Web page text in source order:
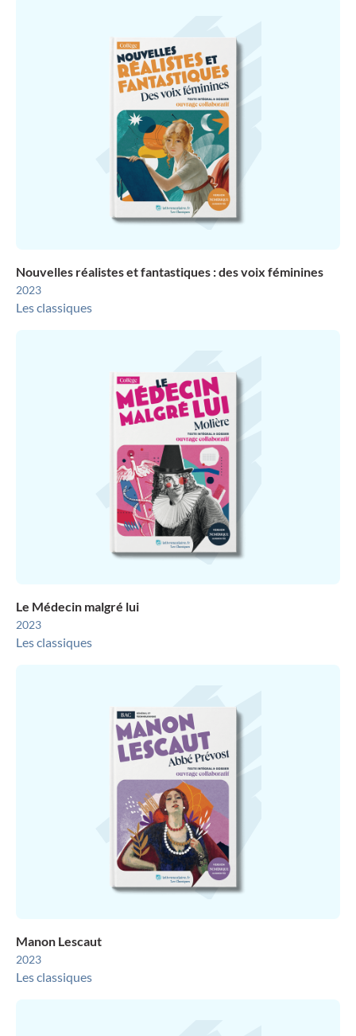
Nouvelles réalistes et fantastiques : des voix féminines
2023
Les classiques
Le Médecin malgré lui
2023
Les classiques
Manon Lescaut
2023
Les classiques